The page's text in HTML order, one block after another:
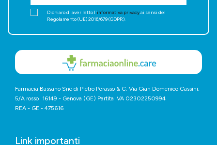
Dichiaro di aver letto l'informativa privacyai sensi del
Regolamento (UE) 2016/679 (GDPR).
Farmacia Bassano Snc di Pietro Perasso & C. Via Gian Domenico Cassini,
5/A rosso 16149 - Genova (GE) Partita IVA 02302250994
REA - GE - 475616
Link importanti